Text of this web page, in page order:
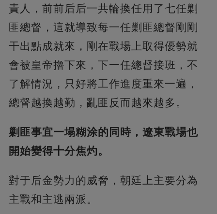
責人，前前后后一共輪換任用了七任剿
匪總督，這就導致每一任剿匪總督剛剛
干出點成就來，剛在戰場上取得優勢就
會被皇帝擼下來，下一任總督接班，不
了解情況，只好將工作進度重來一遍，
總督越換越勤，亂匪反而越來越多。
剿匪事宜一塌糊涂的同時，遼東戰場也
開始變得十分焦灼。
對于后金勢力的威脅，朝廷上主要分為
主戰和主逃兩派。